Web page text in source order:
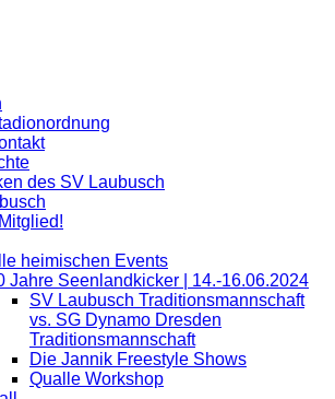
des SV Laubusch
heimischen Events
Jahre Seenlandkicker | 14.-16.06.2024
SV Laubusch Traditionsmannschaft
vs. SG Dynamo Dresden
Traditionsmannschaft
Die Jannik Freestyle Shows
Qualle Workshop